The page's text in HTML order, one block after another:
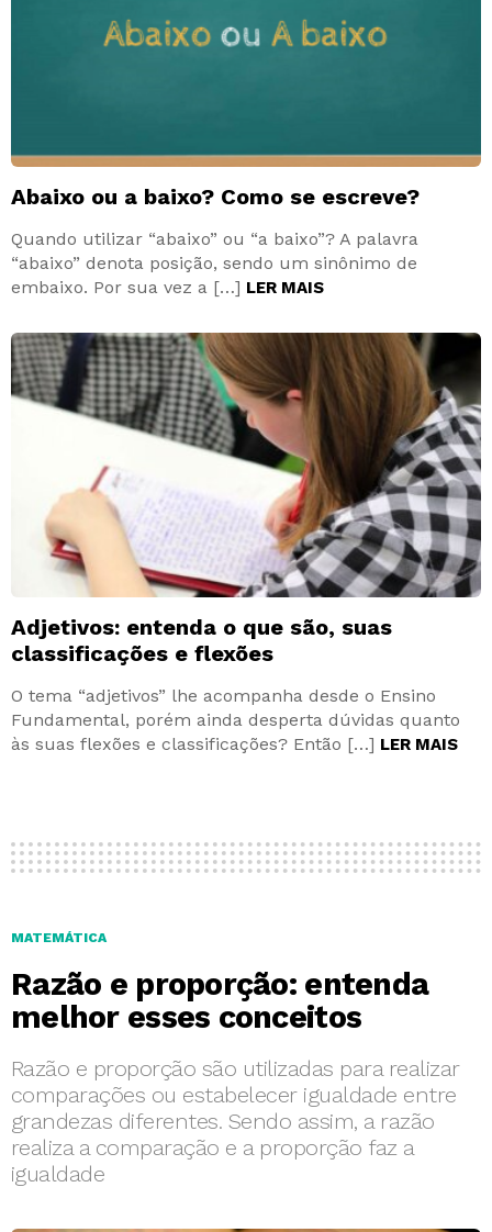
Abaixo ou a baixo? Como se escreve?
Quando utilizar “abaixo” ou “a baixo”? A palavra
“abaixo” denota posição, sendo um sinônimo de
embaixo. Por sua vez a […] LER MAIS
Adjetivos: entenda o que são, suas
classificações e flexões
O tema “adjetivos” lhe acompanha desde o Ensino
Fundamental, porém ainda desperta dúvidas quanto
às suas flexões e classificações? Então […] LER MAIS
MATEMÁTICA
Razão e proporção: entenda
melhor esses conceitos
Razão e proporção são utilizadas para realizar
comparações ou estabelecer igualdade entre
grandezas diferentes. Sendo assim, a razão
realiza a comparação e a proporção faz a
igualdade